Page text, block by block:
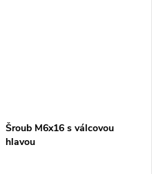
Šroub M6x16 s válcovou
hlavou